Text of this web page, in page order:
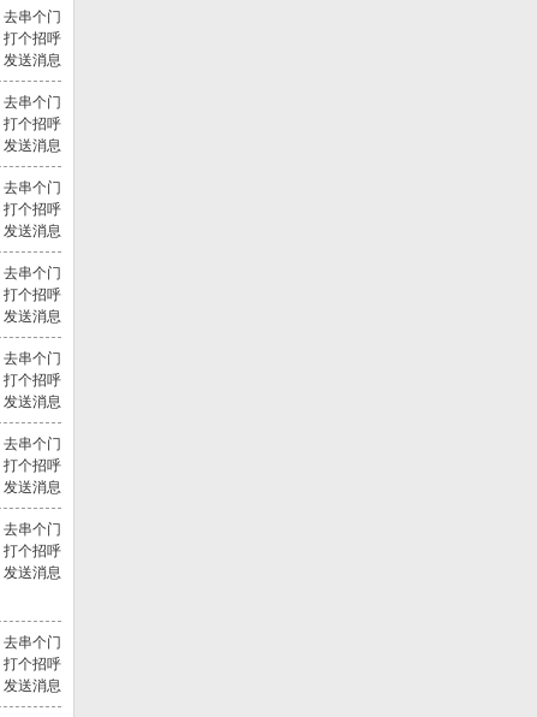
去串个门
打个招呼
发送消息
去串个门
打个招呼
发送消息
去串个门
打个招呼
发送消息
去串个门
打个招呼
发送消息
去串个门
打个招呼
发送消息
去串个门
打个招呼
发送消息
去串个门
打个招呼
发送消息
去串个门
打个招呼
发送消息